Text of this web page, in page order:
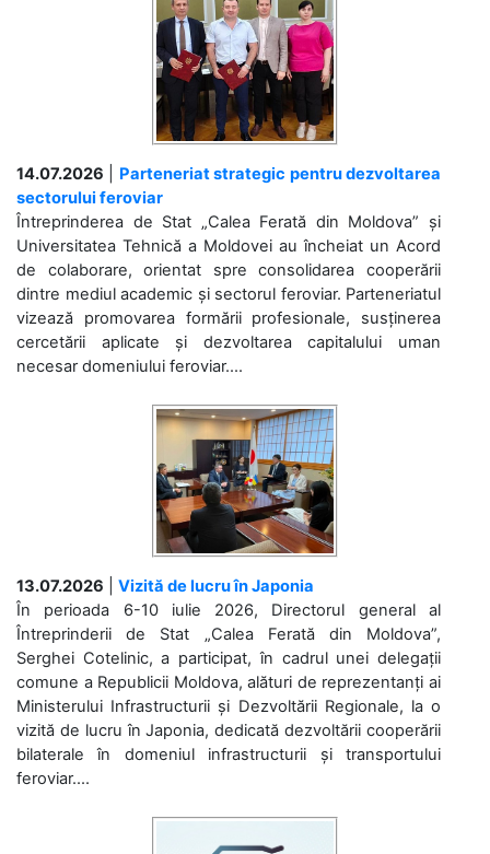
14.07.2026
Parteneriat strategic pentru dezvoltarea
sectorului feroviar
Întreprinderea de Stat „Calea Ferată din Moldova” și
Universitatea Tehnică a Moldovei au încheiat un Acord
de colaborare, orientat spre consolidarea cooperării
dintre mediul academic și sectorul feroviar. Parteneriatul
vizează promovarea formării profesionale, susținerea
cercetării aplicate și dezvoltarea capitalului uman
necesar domeniului feroviar....
13.07.2026
Vizită de lucru în Japonia
În perioada 6-10 iulie 2026, Directorul general al
Întreprinderii de Stat „Calea Ferată din Moldova”,
Serghei Cotelinic, a participat, în cadrul unei delegații
comune a Republicii Moldova, alături de reprezentanți ai
Ministerului Infrastructurii și Dezvoltării Regionale, la o
vizită de lucru în Japonia, dedicată dezvoltării cooperării
bilaterale în domeniul infrastructurii și transportului
feroviar....